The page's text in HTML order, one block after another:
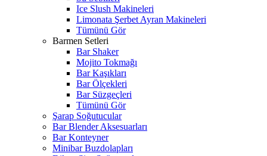
Ice Slush Makineleri
Limonata Şerbet Ayran Makineleri
Tümünü Gör
Barmen Setleri
Bar Shaker
Mojito Tokmağı
Bar Kaşıkları
Bar Ölçekleri
Bar Süzgeçleri
Tümünü Gör
Şarap Soğutucular
Bar Blender Aksesuarları
Bar Konteyner
Minibar Buzdolapları